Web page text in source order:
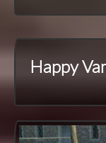
Happy